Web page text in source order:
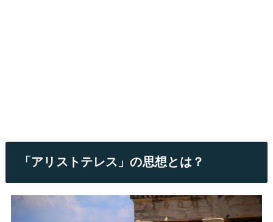
「アリストテレス」の思想とは？